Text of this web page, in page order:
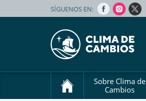
SÍGUENOS EN:
Sobre Clima de
Cambios